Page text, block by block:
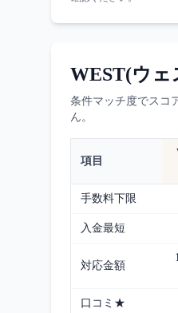
WEST(ウェ
条件マッチ度でスコ
ん。
項目
手数料下限
入金最短
対応金額
口コミ★